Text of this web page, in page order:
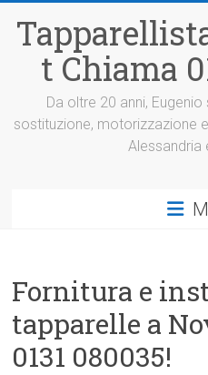
contenutot Chiama
Da oltre 20 anni,
sostituzione, motorizzazione
Alessandria
Fornitura e
tapparelle a
0131 080035!